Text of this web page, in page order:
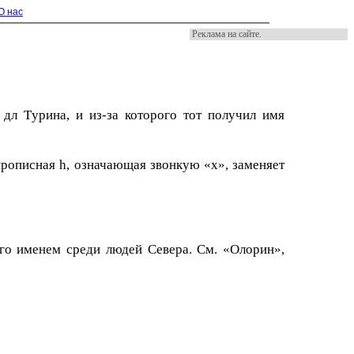
нас
Реклама на сайте.
дл Тyрина, и из-за которого тот получил имя
h, означающая звонкую «х», заменяет
именем среди людей Севера. См. «Олoрин»,